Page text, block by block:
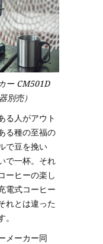
ー CM501D
別売）
る人がアウト
る種の至福の
で豆を挽い
で一杯。それ
ーヒーの楽し
電式コーヒー
れとは違った
メーカー同